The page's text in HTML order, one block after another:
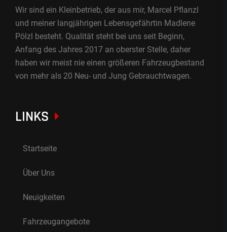
Wir sind ein Kleinbetrieb, der aus mir, Marcel Pflanzl
und meiner langjährigen Lebensgefährtin Madlene
Pölzl besteht. Qualität steht bei uns seit Beginn,
Anfang des Jahres 2017 an oberster Stelle, daher
haben wir meist nie einen größeren Fahrzeugbestand
von mehr als 20 Neu- und Jung Gebrauchtwagen.
LINKS
Startseite
Über Uns
Neuigkeiten
Fahrzeugangebote